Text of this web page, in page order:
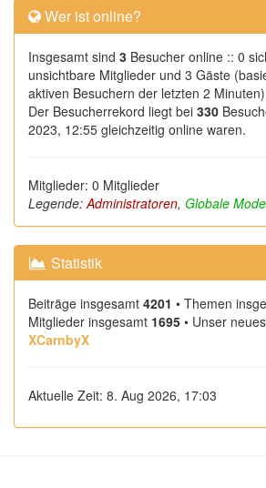
Wer ist online?
Insgesamt sind 3 Besucher online :: 0
unsichtbare Mitglieder und 3 Gäste
aktiven Besuchern der letzten 2 Minuten)
Der Besucherrekord liegt bei 330
2023, 12:55 gleichzeitig online waren.
Mitglieder: 0 Mitglieder
Legende:Administratoren, Globale
Statistik
Beiträge insgesamt 4201 • Themen
Mitglieder insgesamt 1695 • Unser
XCarnbyX
Aktuelle Zeit: 8. Aug 2026, 17:03